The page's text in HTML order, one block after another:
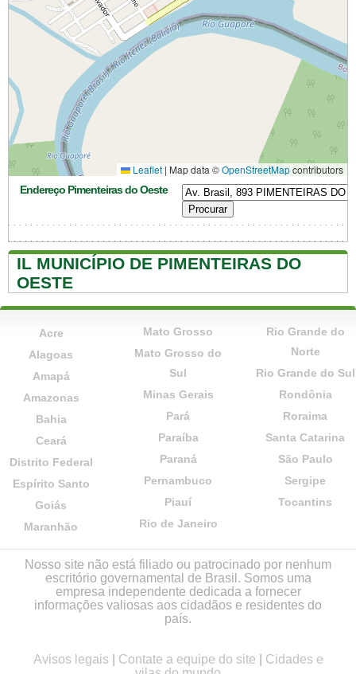
Leaflet | Map data ©OpenStreetMapcontributors
Endereço Pimenteiras do Oeste
IL MUNICÍPIO DE PIMENTEIRAS DO
OESTE
Acre
Alagoas
Amapá
Amazonas
Bahia
Ceará
Distrito Federal
Espírito Santo
Goiás
Maranhão
Mato Grosso
Mato Grosso do
Sul
Minas Gerais
Pará
Paraíba
Paraná
Pernambuco
Piauí
Rio de Janeiro
Rio Grande do
Norte
Rio Grande do Sul
Rondônia
Roraima
Santa Catarina
São Paulo
Sergipe
Tocantins
Nosso site não está filiado ou patrocinado por nenhum
escritório governamental de Brasil. Somos uma
empresa independente dedicada a fornecer
informações valiosas aos cidadãos e residentes do
país.
Avisos legais Contate a equipe do site
Cidades e